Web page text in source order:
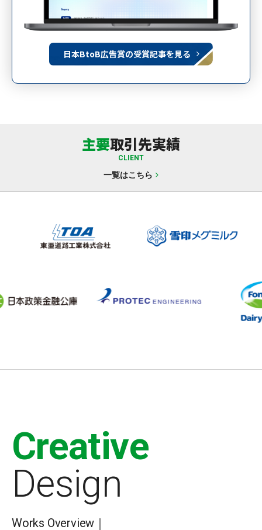
日本BtoB広告賞の受賞記事を見る
主要取引先実績
CLIENT
一覧はこちら
Creative
Design
Works Overview｜